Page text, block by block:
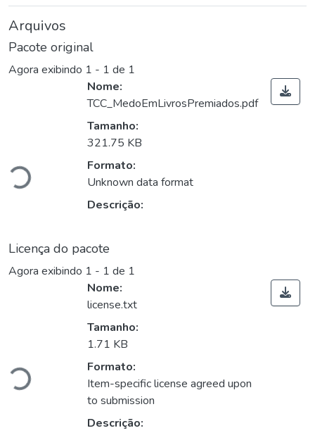
Arquivos
Pacote original
Agora exibindo 1 - 1 de 1
Carregando...
Nome:
TCC_MedoEmLivrosPremiados.pdf
Tamanho:
321.75 KB
Formato:
Unknown data format
Descrição:
Licença do pacote
Agora exibindo 1 - 1 de 1
Carregando...
Nome:
license.txt
Tamanho:
1.71 KB
Formato:
Item-specific license agreed upon
to submission
Descrição: